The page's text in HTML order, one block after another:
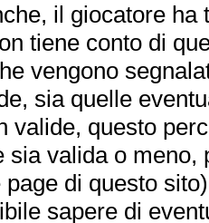
il giocatore
tiene conto di
vengono
sia quelle
valide, questo
sia valida o
di questo
sapere di